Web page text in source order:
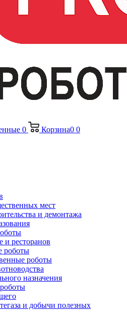
0 Корзина0 0
мест
и демонтажа
и ресторанов
роботы
роботы
назначения
и добычи полезных